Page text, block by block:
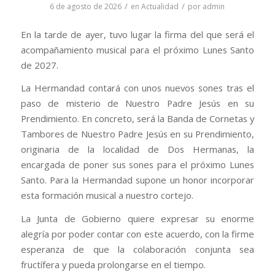
6 de agosto de 2026 / enActualidad / por admin
En la tarde de ayer, tuvo lugar la firma del que será el
acompañamiento musical para el próximo Lunes Santo
de 2027.
La Hermandad contará con unos nuevos sones tras el
paso de misterio de Nuestro Padre Jesús en su
Prendimiento. En concreto, será la Banda de Cornetas y
Tambores de Nuestro Padre Jesús en su Prendimiento,
originaria de la localidad de Dos Hermanas, la
encargada de poner sus sones para el próximo Lunes
Santo. Para la Hermandad supone un honor incorporar
esta formación musical a nuestro cortejo.
La Junta de Gobierno quiere expresar su enorme
alegría por poder contar con este acuerdo, con la firme
esperanza de que la colaboración conjunta sea
fructífera y pueda prolongarse en el tiempo.